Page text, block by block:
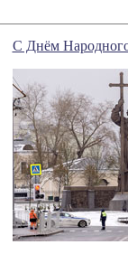
С Днём